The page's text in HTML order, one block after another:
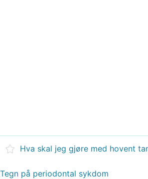
Tegn på periodontal sykdom